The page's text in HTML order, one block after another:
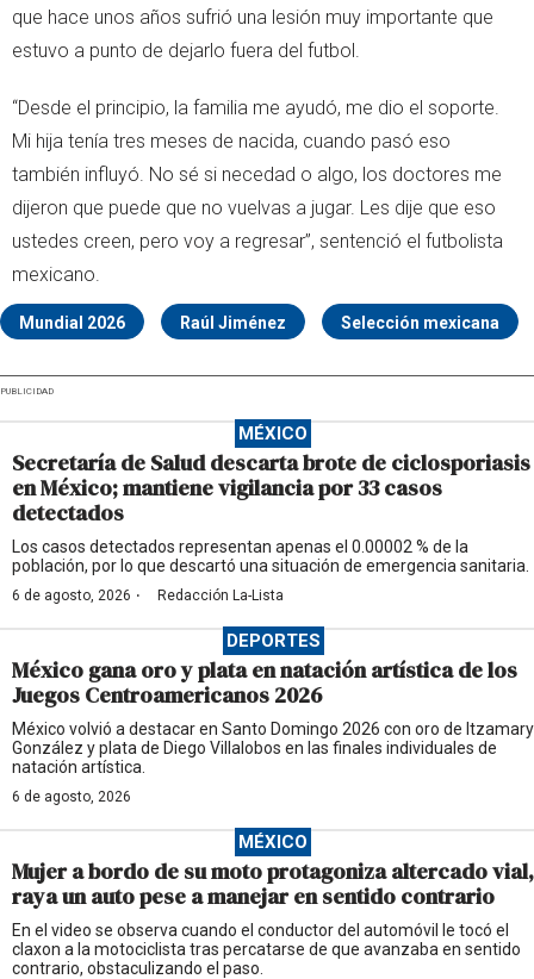
que hace unos años sufrió una lesión muy importante que
estuvo a punto de dejarlo fuera del futbol.
“Desde el principio, la familia me ayudó, me dio el soporte.
Mi hija tenía tres meses de nacida, cuando pasó eso
también influyó. No sé si necedad o algo, los doctores me
dijeron que puede que no vuelvas a jugar. Les dije que eso
ustedes creen, pero voy a regresar”, sentenció el futbolista
mexicano.
Mundial 2026 Raúl Jiménez Selección mexicana
PUBLICIDAD
MÉXICO
Secretaría de Salud descarta brote de ciclosporiasis
en México; mantiene vigilancia por 33 casos
detectados
Los casos detectados representan apenas el 0.00002 % de la
población, por lo que descartó una situación de emergencia sanitaria.
6 de agosto, 2026 · Redacción La-Lista
DEPORTES
México gana oro y plata en natación artística de los
Juegos Centroamericanos 2026
México volvió a destacar en Santo Domingo 2026 con oro de Itzamary
González y plata de Diego Villalobos en las finales individuales de
natación artística.
6 de agosto, 2026
MÉXICO
Mujer a bordo de su moto protagoniza altercado vial,
raya un auto pese a manejar en sentido contrario
En el video se observa cuando el conductor del automóvil le tocó el
claxon a la motociclista tras percatarse de que avanzaba en sentido
contrario, obstaculizando el paso.